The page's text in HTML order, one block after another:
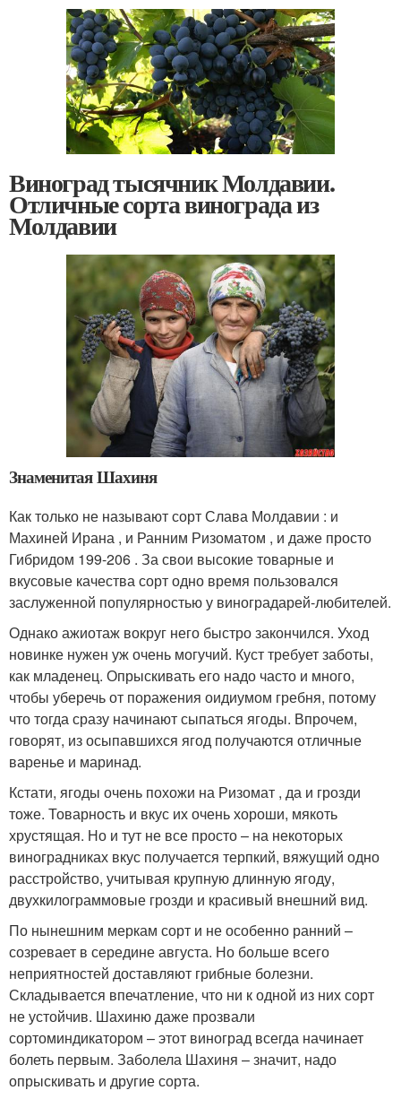
Виноград тысячник Молдавии.
Отличные сорта винограда из
Молдавии
Знаменитая Шахиня
Как только не называют сорт Слава Молдавии : и
Махиней Ирана , и Ранним Ризоматом , и даже просто
Гибридом 199-206 . За свои высокие товарные и
вкусовые качества сорт одно время пользовался
заслуженной популярностью у виноградарей-любителей.
Однако ажиотаж вокруг него быстро закончился. Уход
новинке нужен уж очень могучий. Куст требует заботы,
как младенец. Опрыскивать его надо часто и много,
чтобы уберечь от поражения оидиумом гребня, потому
что тогда сразу начинают сыпаться ягоды. Впрочем,
говорят, из осыпавшихся ягод получаются отличные
варенье и маринад.
Кстати, ягоды очень похожи на Ризомат , да и грозди
тоже. Товарность и вкус их очень хороши, мякоть
хрустящая. Но и тут не все просто – на некоторых
виноградниках вкус получается терпкий, вяжущий одно
расстройство, учитывая крупную длинную ягоду,
двухкилограммовые грозди и красивый внешний вид.
По нынешним меркам сорт и не особенно ранний –
созревает в середине августа. Но больше всего
неприятностей доставляют грибные болезни.
Складывается впечатление, что ни к одной из них сорт
не устойчив. Шахиню даже прозвали
сортоминдикатором – этот виноград всегда начинает
болеть первым. Заболела Шахиня – значит, надо
опрыскивать и другие сорта.